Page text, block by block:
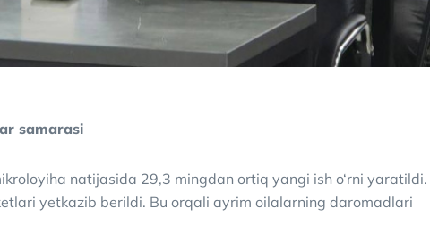
samarasi
natijasida 29,3 mingdan ortiq yangi ish o‘rni yaratildi.
yetkazib berildi. Bu orqali ayrim oilalarning daromadlari